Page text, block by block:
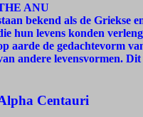
ANU
bekend als de Griekse
hun levens konden
aarde de gedachtevorm
andere levensvormen.
Centauri